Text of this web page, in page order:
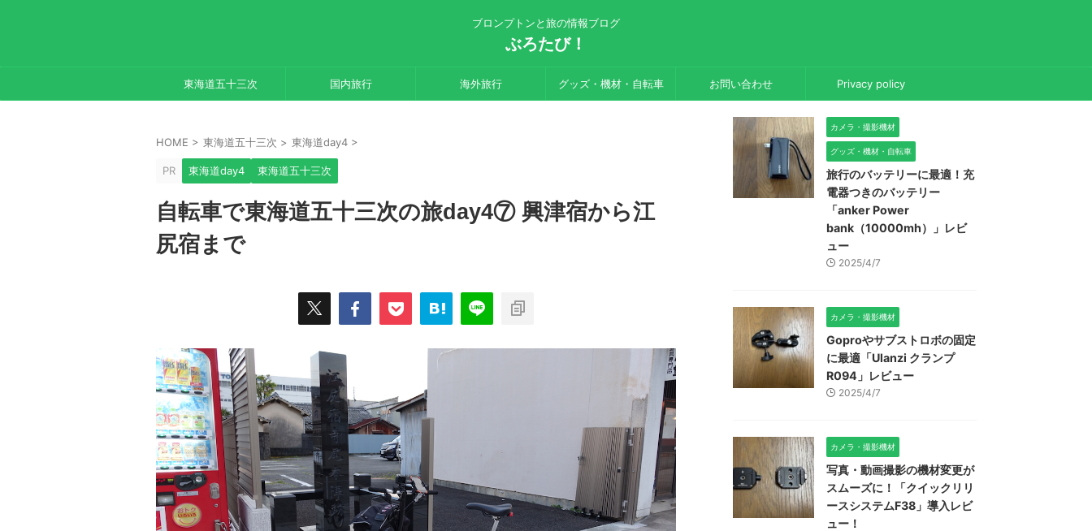
ブロンプトンと旅の情報ブログ
ぶろたび！
東海道五十三次 国内旅行 海外旅行 グッズ・機材・自転車 お問い合わせ Privacy policy
HOME > 東海道五十三次 > 東海道day4 >
PR 東海道day4 東海道五十三次
自転車で東海道五十三次の旅day4⑦ 興津宿から江
尻宿まで
カメラ・撮影機材
グッズ・機材・自転車
旅行のバッテリーに最適！充
電器つきのバッテリー
「anker Power
bank（10000mh）」レビ
ュー
2025/4/7
カメラ・撮影機材
Goproやサブストロボの固定
に最適「Ulanzi クランプ
R094」レビュー
2025/4/7
カメラ・撮影機材
写真・動画撮影の機材変更が
スムーズに！「クイックリリ
ースシステムF38」導入レビ
ュー！